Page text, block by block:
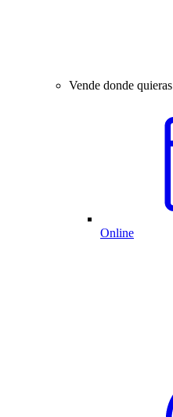
Vende donde quieras
Online